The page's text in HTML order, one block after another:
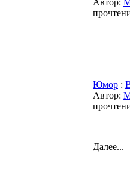
Автор:
Юмор :
Автор:
Далее...